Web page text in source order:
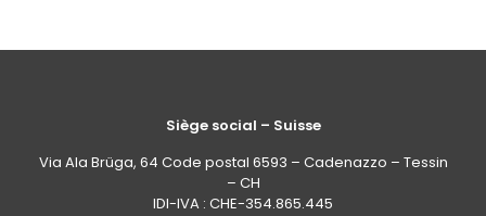
Siège social – Suisse
Via Ala Brüga, 64 Code postal 6593 – Cadenazzo – Tessin
– CH
IDI-IVA : CHE-354.865.445